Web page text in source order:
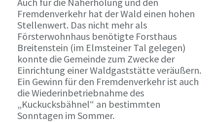
Fremdenverkehr hat der Wald einen hohen
Stellenwert. Das nicht mehr als
Försterwohnhaus benötigte Forsthaus
Breitenstein (im Elmsteiner Tal gelegen)
konnte die Gemeinde zum Zwecke der
Einrichtung einer Waldgaststätte veräußern.
Ein Gewinn für den Fremdenverkehr ist auch
die Wiederinbetriebnahme des
„Kuckucksbähnel“ an bestimmten
Sonntagen im Sommer.